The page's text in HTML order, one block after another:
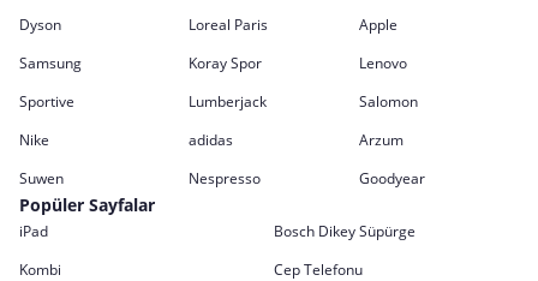
Dyson
Loreal Paris
Apple
Samsung
Koray Spor
Lenovo
Sportive
Lumberjack
Salomon
Nike
adidas
Arzum
Suwen
Nespresso Goodyear
Popüler Sayfalar
iPad
Bosch Dikey Süpürge
Kombi
Cep Telefonu